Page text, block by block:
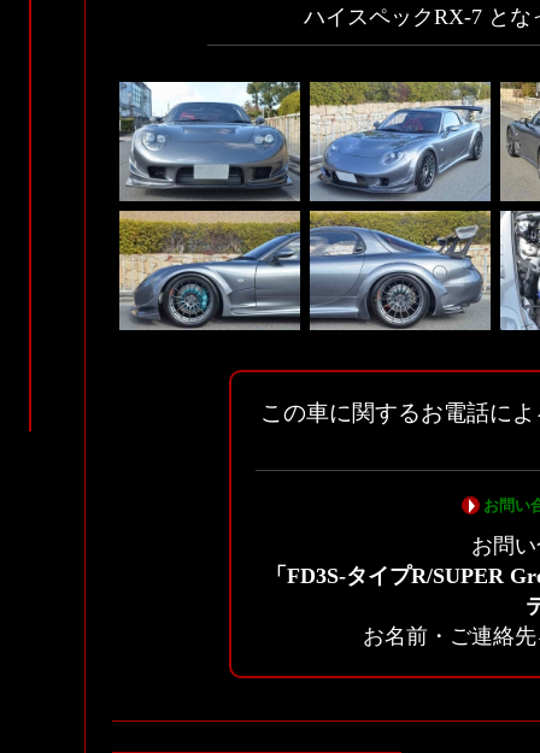
ハイスペックRX-7 とな
この車に関するお電話に
お問い
お問
「FD3S-タイプR/SUPER
お名前・ご連絡